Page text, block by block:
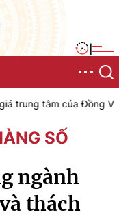
của Đồng Việt Nam
SỐ
ngành
thách